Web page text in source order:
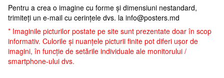
Pentru a crea o imagine cu forme și dimensiuni nestandard,
trimiteți un e-mail cu cerințele dvs. la info@posters.md
* Imaginile picturilor postate pe site sunt prezentate doar în scop
informativ. Culorile și nuanțele picturii finite pot diferi ușor de
imagini, în funcție de setările individuale ale monitorului /
smartphone-ului dvs.